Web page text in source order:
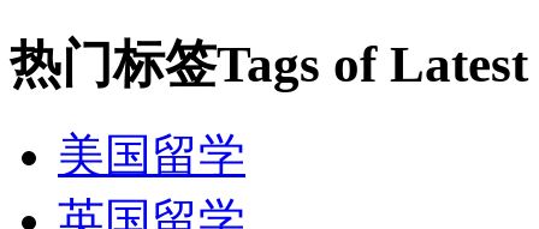
热门标签Tags of Latest
美国留学